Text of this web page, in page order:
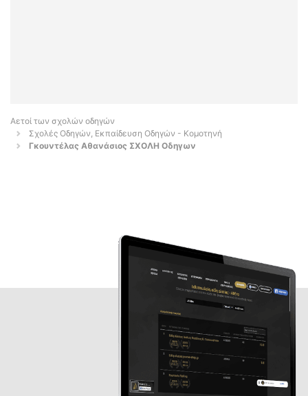
Αετοί των σχολών οδηγών
Σχολές Οδηγών, Εκπαίδευση Οδηγών - Κομοτηνή
Γκουντέλας Αθανάσιος ΣΧΟΛΗ Οδηγων